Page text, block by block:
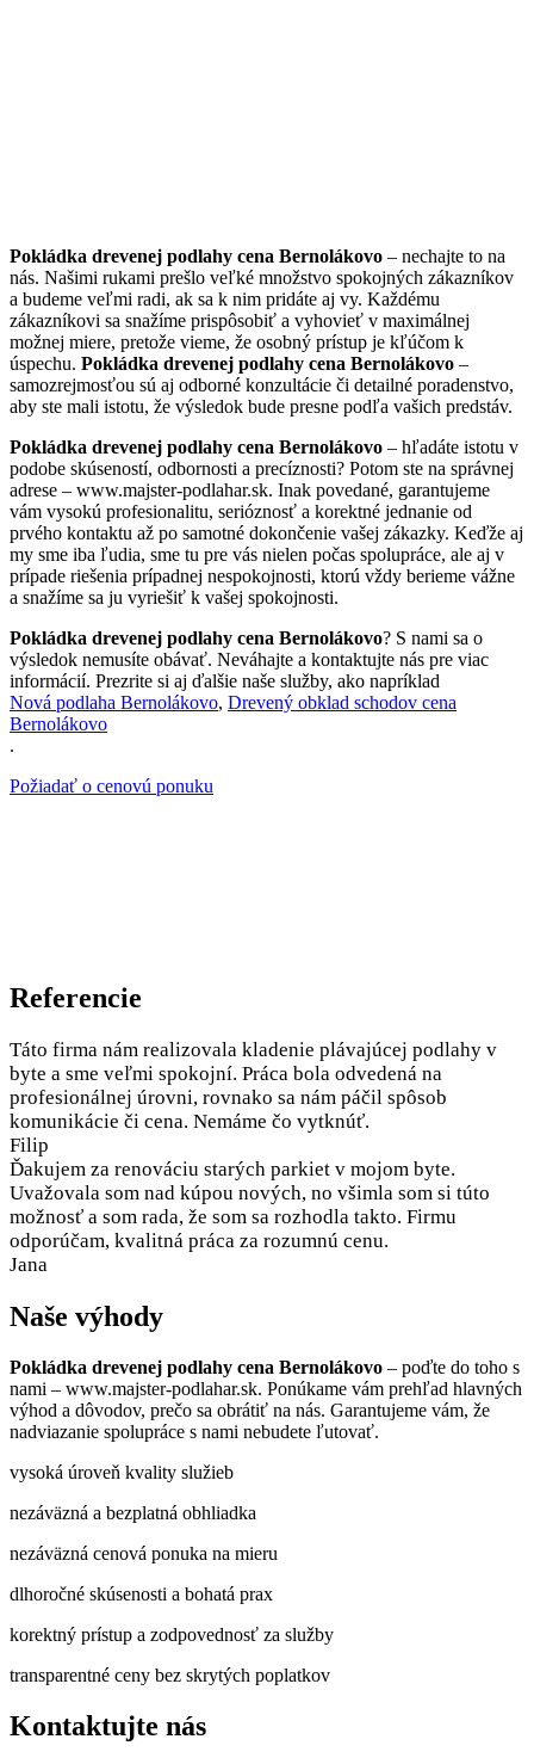
Pokládka drevenej podlahy cena Bernolákovo – nechajte to na
nás. Našimi rukami prešlo veľké množstvo spokojných zákazníkov
a budeme veľmi radi, ak sa k nim pridáte aj vy. Každému
zákazníkovi sa snažíme prispôsobiť a vyhovieť v maximálnej
možnej miere, pretože vieme, že osobný prístup je kľúčom k
úspechu. Pokládka drevenej podlahy cena Bernolákovo –
samozrejmosťou sú aj odborné konzultácie či detailné poradenstvo,
aby ste mali istotu, že výsledok bude presne podľa vašich predstáv.
Pokládka drevenej podlahy cena Bernolákovo – hľadáte istotu v
podobe skúseností, odbornosti a precíznosti? Potom ste na správnej
adrese – www.majster-podlahar.sk. Inak povedané, garantujeme
vám vysokú profesionalitu, serióznosť a korektné jednanie od
prvého kontaktu až po samotné dokončenie vašej zákazky. Keďže aj
my sme iba ľudia, sme tu pre vás nielen počas spolupráce, ale aj v
prípade riešenia prípadnej nespokojnosti, ktorú vždy berieme vážne
a snažíme sa ju vyriešiť k vašej spokojnosti.
Pokládka drevenej podlahy cena Bernolákovo? S nami sa o
výsledok nemusíte obávať. Neváhajte a kontaktujte nás pre viac
informácií. Prezrite si aj ďalšie naše služby, ako napríklad
Nová podlaha Bernolákovo, Drevený obklad schodov cena
Bernolákovo
.
Požiadať o cenovú ponuku
Referencie
Táto firma nám realizovala kladenie plávajúcej podlahy v
byte a sme veľmi spokojní. Práca bola odvedená na
profesionálnej úrovni, rovnako sa nám páčil spôsob
komunikácie či cena. Nemáme čo vytknúť.
Filip
Ďakujem za renováciu starých parkiet v mojom byte.
Uvažovala som nad kúpou nových, no všimla som si túto
možnosť a som rada, že som sa rozhodla takto. Firmu
odporúčam, kvalitná práca za rozumnú cenu.
Jana
Naše výhody
Pokládka drevenej podlahy cena Bernolákovo – poďte do toho s
nami – www.majster-podlahar.sk. Ponúkame vám prehľad hlavných
výhod a dôvodov, prečo sa obrátiť na nás. Garantujeme vám, že
nadviazanie spolupráce s nami nebudete ľutovať.
vysoká úroveň kvality služieb
nezáväzná a bezplatná obhliadka
nezáväzná cenová ponuka na mieru
dlhoročné skúsenosti a bohatá prax
korektný prístup a zodpovednosť za služby
transparentné ceny bez skrytých poplatkov
Kontaktujte nás